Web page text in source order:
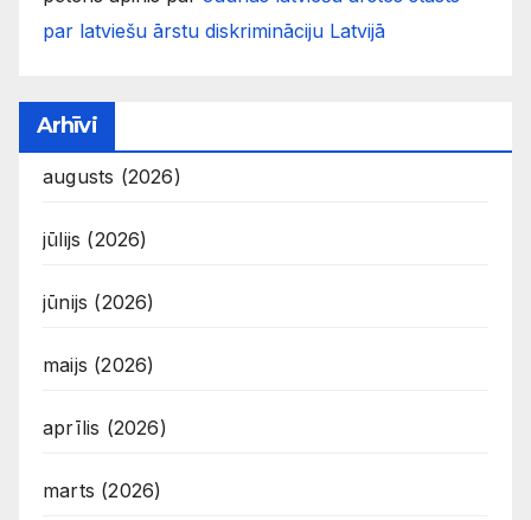
par latviešu ārstu diskrimināciju Latvijā
Arhīvi
augusts (2026)
jūlijs (2026)
jūnijs (2026)
maijs (2026)
aprīlis (2026)
marts (2026)